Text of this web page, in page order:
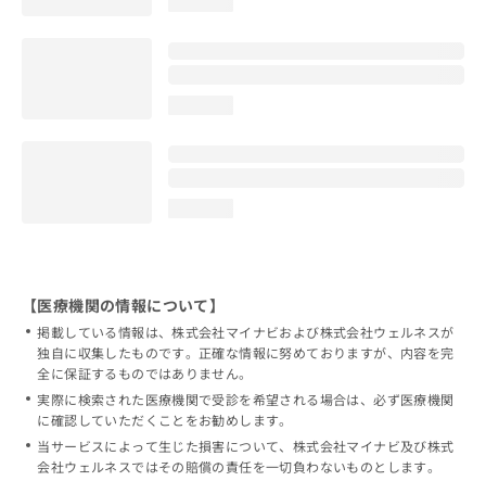
【医療機関の情報について】
掲載している情報は、株式会社マイナビおよび株式会社ウェルネスが
独自に収集したものです。正確な情報に努めておりますが、内容を完
全に保証するものではありません。
実際に検索された医療機関で受診を希望される場合は、必ず医療機関
に確認していただくことをお勧めします。
当サービスによって生じた損害について、株式会社マイナビ及び株式
会社ウェルネスではその賠償の責任を一切負わないものとします。